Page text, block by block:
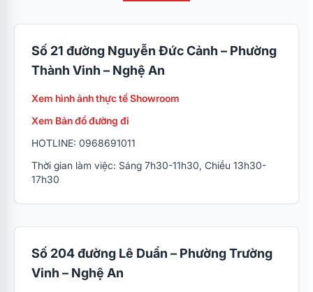
Sales: 0917600011 Mr.Nam
Sales: 0917600012 Mr.Đức
Sales: 0917600016 Ms.Oanh
Sales: 0917600017 Ms.Quỳnh
KD Dự án, Game Net: 0988690789 Ms.Diệu
Số 21 đường Nguyễn Đức Cảnh – Phường
Thành Vinh – Nghệ An
Xem hình ảnh thực tế Showroom
Xem Bản đồ đường đi
HOTLINE: 0968691011
Thời gian làm việc: Sáng 7h30-11h30, Chiều 13h30-
17h30
Số 204 đường Lê Duẩn – Phường Trường
Vinh – Nghệ An